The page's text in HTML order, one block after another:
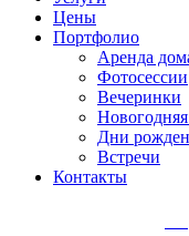
Цены
Портфолио
Аренда
Фотосессии
Вечеринки
Дни
Встречи
Контакты